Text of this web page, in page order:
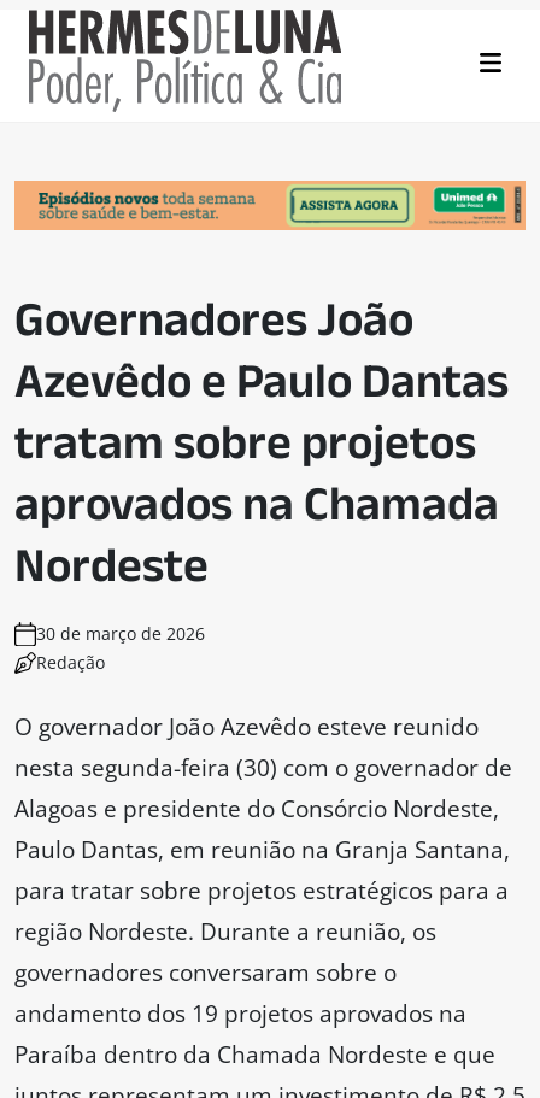
Governadores João
Azevêdo e Paulo Dantas
tratam sobre projetos
aprovados na Chamada
Nordeste
30 de março de 2026
Redação
O governador João Azevêdo esteve reunido
nesta segunda-feira (30) com o governador de
Alagoas e presidente do Consórcio Nordeste,
Paulo Dantas, em reunião na Granja Santana,
para tratar sobre projetos estratégicos para a
região Nordeste. Durante a reunião, os
governadores conversaram sobre o
andamento dos 19 projetos aprovados na
Paraíba dentro da Chamada Nordeste e que